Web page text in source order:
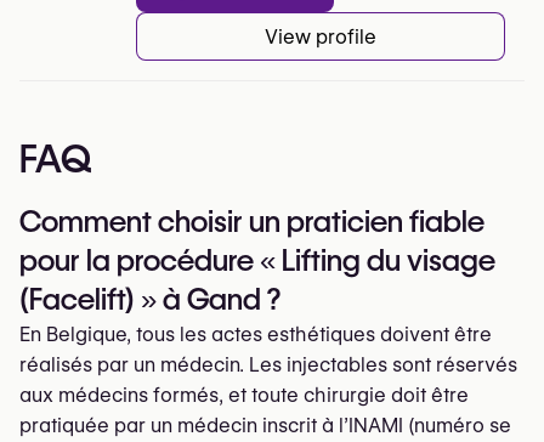
View profile
FAQ
Comment choisir un praticien fiable
pour la procédure « Lifting du visage
(Facelift) » à Gand ?
En Belgique, tous les actes esthétiques doivent être
réalisés par un médecin. Les injectables sont réservés
aux médecins formés, et toute chirurgie doit être
pratiquée par un médecin inscrit à l’INAMI (numéro se